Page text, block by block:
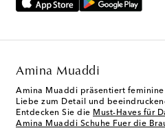
Amina Muaddi
Amina Muaddi präsentiert
Liebe zum Detail und
Entdecken Sie die Must-Haves für
Amina Muaddi Schuhe Fuer die